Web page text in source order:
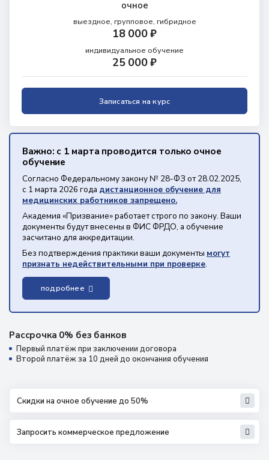
очное
выездное, групповое, гибридное
18 000 ₽
индивидуальное обучение
25 000 ₽
Записаться на курс
Важно: с 1 марта проводится только очное
обучение
Согласно Федеральному закону № 28-ФЗ от 28.02.2025,
с 1 марта 2026 года дистанционное обучение для
медицинских работников запрещено.
Академия «Призвание» работает строго по закону. Ваши
документы будут внесены в ФИС ФРДО, а обучение
засчитано для аккредитации.
Без подтверждения практики ваши документы могут
признать недействительными при проверке.
подробнее
Рассрочка 0% без банков
Первый платёж при заключении договора
Второй платёж за 10 дней до окончания обучения
Скидки на очное обучение до 50%
Запросить коммерческое предложение